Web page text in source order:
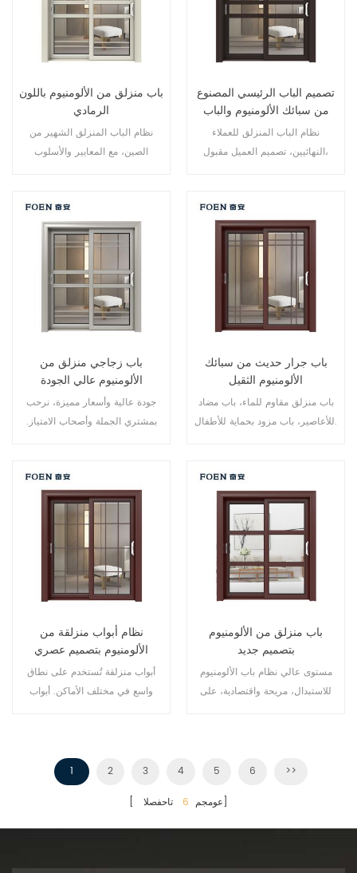
باب منزلق من الألومنيوم باللون
الرمادي
نظام الباب المنزلق الشهير من
الصين، مع المعايير والأسلوب
تصميم الباب الرئيسي المصنوع
من سبائك الألومنيوم والباب
الزجاجي المنزلق
نظام الباب المنزلق للعملاء
النهائيين، تصميم العميل مقبول،
باب زجاجي منزلق من
الألومنيوم عالي الجودة
جودة عالية وأسعار مميزة، نرحب
بمشتري الجملة وأصحاب الامتياز.
باب جرار حديث من سبائك
الألومنيوم الثقيل
باب منزلق مقاوم للماء، باب مضاد
للأعاصير، باب مزود بحماية للأطفال.
نظام أبواب منزلقة من
الألومنيوم بتصميم عصري
أبواب منزلقة تُستخدم على نطاق
واسع في مختلف الأماكن. أبواب
باب منزلق من الألومنيوم
بتصميم جديد
مستوى عالي نظام باب الألومنيوم
للاستبدال، مريحة واقتصادية، على
1 2 3 4 5 6 >>
[ عومجم 6 تاحفصلا]